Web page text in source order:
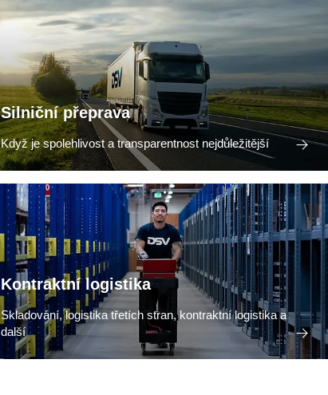
Silniční přeprava
Když je spolehlivost a transparentnost nejdůležitější
Kontraktní logistika
Skladování, logistika třetích stran, kontraktní logistika a
další